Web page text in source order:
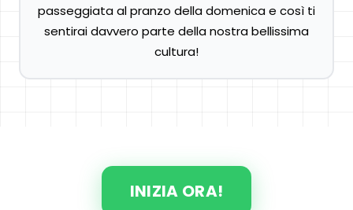
passeggiata al pranzo della domenica e così ti
sentirai davvero parte della nostra bellissima
cultura!
INIZIA ORA!